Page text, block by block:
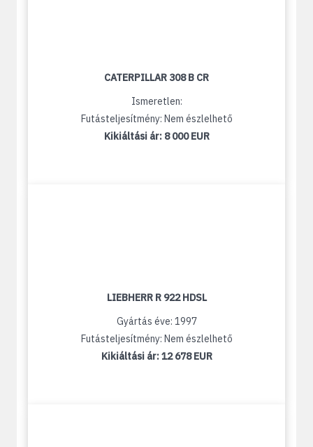
CATERPILLAR 308 B CR
Ismeretlen:
Futásteljesítmény: Nem észlelhető
Kikiáltási ár: 8 000 EUR
LIEBHERR R 922 HDSL
Gyártás éve: 1997
Futásteljesítmény: Nem észlelhető
Kikiáltási ár:12 678 EUR